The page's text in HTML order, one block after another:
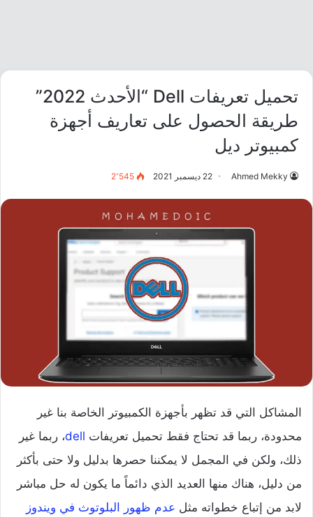
تحميل تعريفات Dell “الأحدث 2022”
طريقة الحصول على تعاريف أجهزة
كمبيوتر ديل
Ahmed Mekky 22 ديسمبر 2021 2٬545
المشاكل التي قد تظهر بأجهزة الكمبيوتر الخاصة بنا غير
محدودة، ربما قد تحتاج فقط تحميل تعريفات dell، ربما غير
ذلك، ولكن في المجمل لا يمكننا حصرها بدليل ولا حتى بأكثر
من دليل، هناك منها العديد الذي دائماً ما يكون له حل مباشر
لابد من إتباع خطواته مثل عدم ظهور البلوتوث في ويندوز